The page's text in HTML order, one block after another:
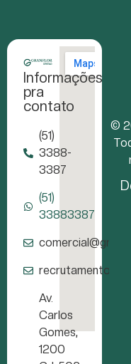
Informações
pra
contato
(51)
3388-
3387
(51)
33883387
Av.
Carlos
Gomes,
1200
©